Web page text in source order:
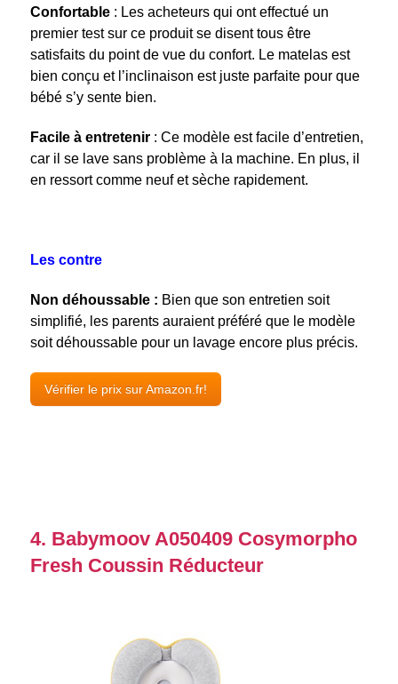
Confortable : Les acheteurs qui ont effectué un
premier test sur ce produit se disent tous être
satisfaits du point de vue du confort. Le matelas est
bien conçu et l’inclinaison est juste parfaite pour que
bébé s’y sente bien.
Facile à entretenir : Ce modèle est facile d’entretien,
car il se lave sans problème à la machine. En plus, il
en ressort comme neuf et sèche rapidement.
Les contre
Non déhoussable : Bien que son entretien soit
simplifié, les parents auraient préféré que le modèle
soit déhoussable pour un lavage encore plus précis.
Vérifier le prix sur Amazon.fr!
4. Babymoov A050409 Cosymorpho
Fresh Coussin Réducteur